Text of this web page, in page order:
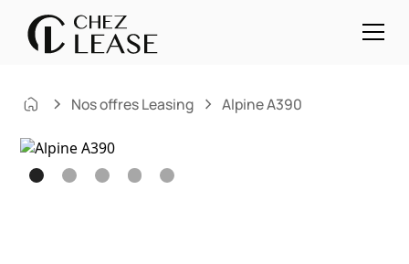
Nos offres Leasing Alpine A390